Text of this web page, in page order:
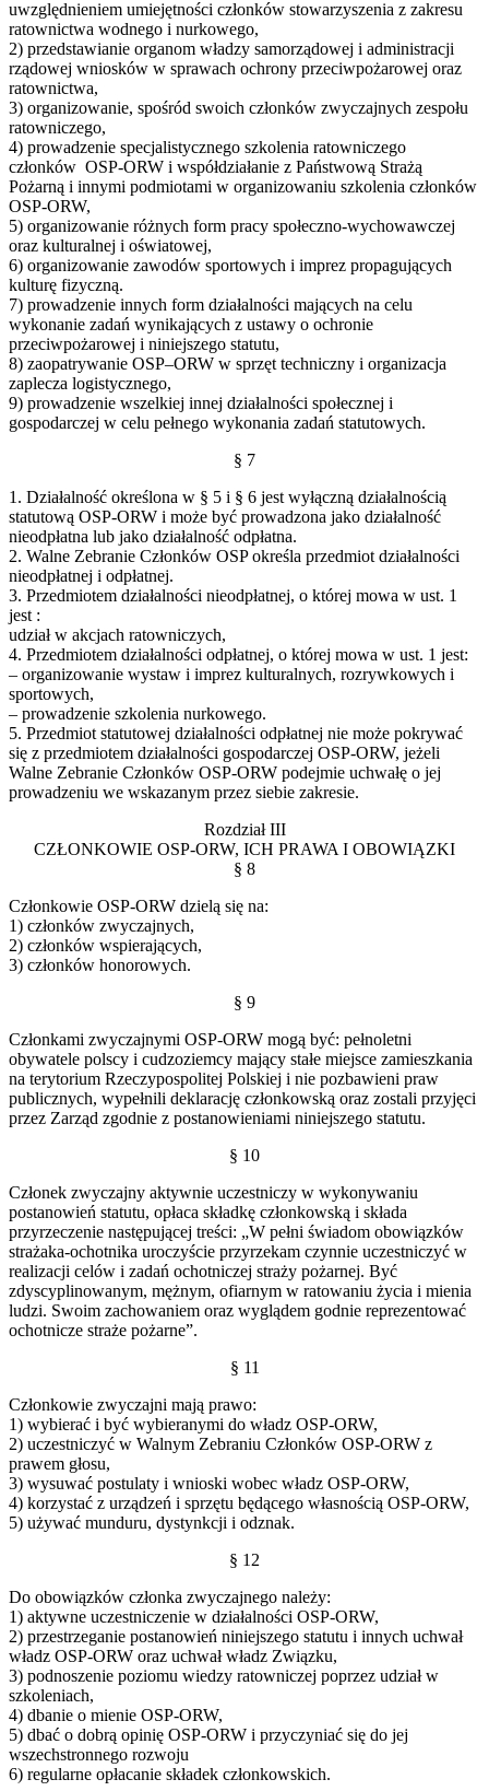
uwzględnieniem umiejętności członków stowarzyszenia z zakresu
ratownictwa wodnego i nurkowego,
2) przedstawianie organom władzy samorządowej i administracji
rządowej wniosków w sprawach ochrony przeciwpożarowej oraz
ratownictwa,
3) organizowanie, spośród swoich członków zwyczajnych zespołu
ratowniczego,
4) prowadzenie specjalistycznego szkolenia ratowniczego
członków OSP-ORW i współdziałanie z Państwową Strażą
Pożarną i innymi podmiotami w organizowaniu szkolenia członków
OSP-ORW,
5) organizowanie różnych form pracy społeczno-wychowawczej
oraz kulturalnej i oświatowej,
6) organizowanie zawodów sportowych i imprez propagujących
kulturę fizyczną.
7) prowadzenie innych form działalności mających na celu
wykonanie zadań wynikających z ustawy o ochronie
przeciwpożarowej i niniejszego statutu,
8) zaopatrywanie OSP–ORW w sprzęt techniczny i organizacja
zaplecza logistycznego,
9) prowadzenie wszelkiej innej działalności społecznej i
gospodarczej w celu pełnego wykonania zadań statutowych.
§ 7
1. Działalność określona w § 5 i § 6 jest wyłączną działalnością
statutową OSP-ORW i może być prowadzona jako działalność
nieodpłatna lub jako działalność odpłatna.
2. Walne Zebranie Członków OSP określa przedmiot działalności
nieodpłatnej i odpłatnej.
3. Przedmiotem działalności nieodpłatnej, o której mowa w ust. 1
jest :
udział w akcjach ratowniczych,
4. Przedmiotem działalności odpłatnej, o której mowa w ust. 1 jest:
– organizowanie wystaw i imprez kulturalnych, rozrywkowych i
sportowych,
– prowadzenie szkolenia nurkowego.
5. Przedmiot statutowej działalności odpłatnej nie może pokrywać
się z przedmiotem działalności gospodarczej OSP-ORW, jeżeli
Walne Zebranie Członków OSP-ORW podejmie uchwałę o jej
prowadzeniu we wskazanym przez siebie zakresie.
Rozdział III
CZŁONKOWIE OSP-ORW, ICH PRAWA I OBOWIĄZKI
§ 8
Członkowie OSP-ORW dzielą się na:
1) członków zwyczajnych,
2) członków wspierających,
3) członków honorowych.
§ 9
Członkami zwyczajnymi OSP-ORW mogą być: pełnoletni
obywatele polscy i cudzoziemcy mający stałe miejsce zamieszkania
na terytorium Rzeczypospolitej Polskiej i nie pozbawieni praw
publicznych, wypełnili deklarację członkowską oraz zostali przyjęci
przez Zarząd zgodnie z postanowieniami niniejszego statutu.
§ 10
Członek zwyczajny aktywnie uczestniczy w wykonywaniu
postanowień statutu, opłaca składkę członkowską i składa
przyrzeczenie następującej treści: „W pełni świadom obowiązków
strażaka-ochotnika uroczyście przyrzekam czynnie uczestniczyć w
realizacji celów i zadań ochotniczej straży pożarnej. Być
zdyscyplinowanym, mężnym, ofiarnym w ratowaniu życia i mienia
ludzi. Swoim zachowaniem oraz wyglądem godnie reprezentować
ochotnicze straże pożarne”.
§ 11
Członkowie zwyczajni mają prawo:
1) wybierać i być wybieranymi do władz OSP-ORW,
2) uczestniczyć w Walnym Zebraniu Członków OSP-ORW z
prawem głosu,
3) wysuwać postulaty i wnioski wobec władz OSP-ORW,
4) korzystać z urządzeń i sprzętu będącego własnością OSP-ORW,
5) używać munduru, dystynkcji i odznak.
§ 12
Do obowiązków członka zwyczajnego należy:
1) aktywne uczestniczenie w działalności OSP-ORW,
2) przestrzeganie postanowień niniejszego statutu i innych uchwał
władz OSP-ORW oraz uchwał władz Związku,
3) podnoszenie poziomu wiedzy ratowniczej poprzez udział w
szkoleniach,
4) dbanie o mienie OSP-ORW,
5) dbać o dobrą opinię OSP-ORW i przyczyniać się do jej
wszechstronnego rozwoju
6) regularne opłacanie składek członkowskich.